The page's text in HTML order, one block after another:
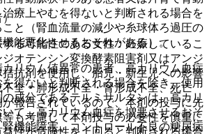
）
る可能性のある女性：妊娠しているこ
オテンシン変換酵素阻害剤又はアンジ
抗剤を使用し、胎児・新生児への影響
全・肺形成不全・腎形成不全、死亡
報告されているので、本剤の投与に先
も考慮して本剤投与の必要性を慎重に
性が危険性を上回ると判断される場合
療上やむを得ないと判断される場合を
と（腎血流量の減少や糸球体ろ過圧の
能悪化させるおそれがある）。
リウム値異常の患者、高カリウム血症
得ないと判断される場合を除き、使用
成分であるテルミサルタンは、高カリ
て、高カリウム血症を増悪させるおそ
機能障害、コントロール不良の糖尿病